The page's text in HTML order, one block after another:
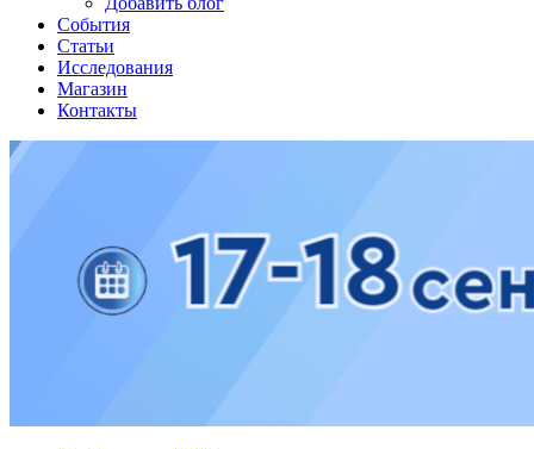
События
Статьи
Исследования
Магазин
Контакты